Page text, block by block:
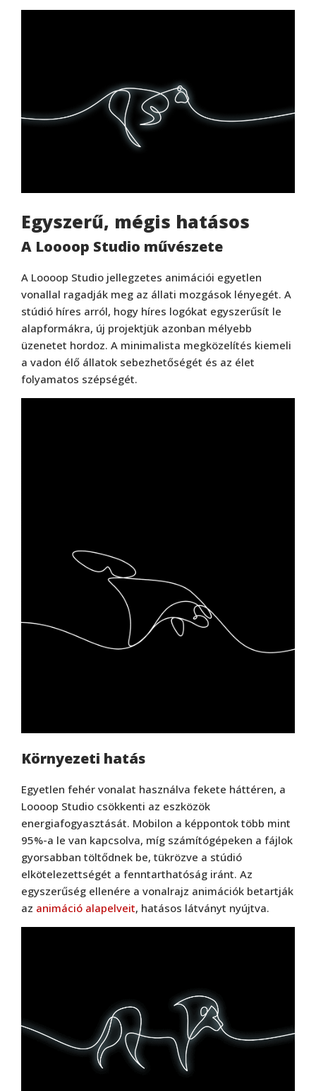
Egyszerű, mégis hatásos
A Loooop Studio művészete
A Loooop Studio jellegzetes animációi egyetlen
vonallal ragadják meg az állati mozgások lényegét. A
stúdió híres arról, hogy híres logókat egyszerűsít le
alapformákra, új projektjük azonban mélyebb
üzenetet hordoz. A minimalista megközelítés kiemeli
a vadon élő állatok sebezhetőségét és az élet
folyamatos szépségét.
Környezeti hatás
Egyetlen fehér vonalat használva fekete háttéren, a
Loooop Studio csökkenti az eszközök
energiafogyasztását. Mobilon a képpontok több mint
95%-a le van kapcsolva, míg számítógépeken a fájlok
gyorsabban töltődnek be, tükrözve a stúdió
elkötelezettségét a fenntarthatóság iránt. Az
egyszerűség ellenére a vonalrajz animációk betartják
az animáció alapelveit, hatásos látványt nyújtva.